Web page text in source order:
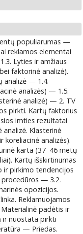
populiarumas —
reklamos elementai
Lyties ir amžiaus
faktorinė analizė).
analizė — 1.4.
analizės) — 1.5.
analizė) — 2. TV
pirkti. Kartų faktorius
imties rezultatai
analizė. Klasterinė
analizės).
karta (37–46 metų
Kartų išskirtinumas
ir pirkimo tendencijos
— 3.2.
opozicijos.
Reklamuojamos
padėtis ir
ir nuostata pirkti
— Priedas.